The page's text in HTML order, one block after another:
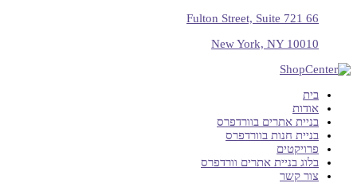
66 Fulton Street, Suite 721
New York, NY 10010
בית
אודות
בניית אתרים בוורדפרס
בניית חנות בוורדפרס
פרויקטים
בלוג בניית אתרים וורדפרס
צור קשר